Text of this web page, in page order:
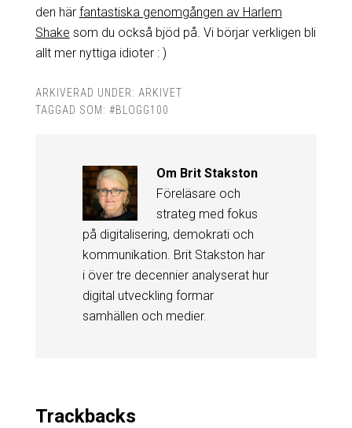
den här fantastiska genomgången av Harlem
Shake som du också bjöd på. Vi börjar verkligen bli
allt mer nyttiga idioter : )
ARKIVERAD UNDER: ARKIVET
TAGGAD SOM: #BLOGG100
Om Brit Stakston
Föreläsare och
strateg med fokus
på digitalisering, demokrati och
kommunikation. Brit Stakston har
i över tre decennier analyserat hur
digital utveckling formar
samhällen och medier.
Trackbacks